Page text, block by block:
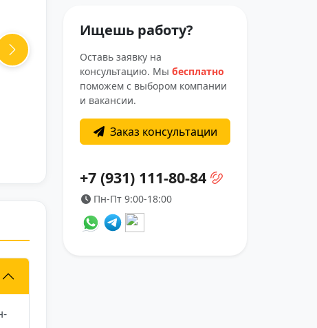
Ищешь работу?
Оставь заявку на
консультацию. Мы бесплатно
поможем с выбором компании
и вакансии.
Заказ консультации
+7 (931) 111-80-84
Пн-Пт 9:00-18:00
Next